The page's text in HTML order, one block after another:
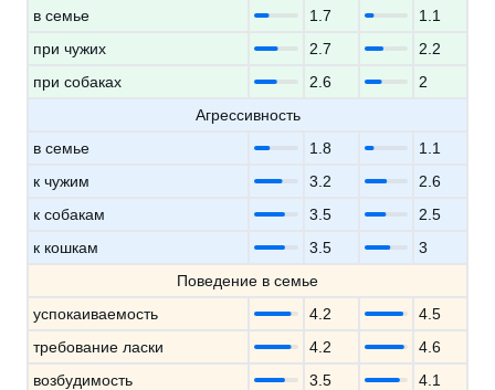
в семье
1.7
1.1
при чужих
2.7
2.2
при собаках
2.6
2
Агрессивность
в семье
1.8
1.1
к чужим
3.2
2.6
к собакам
3.5
2.5
к кошкам
3.5
3
Поведение в семье
успокаиваемость
4.2
4.5
требование ласки
4.2
4.6
возбудимость
3.5
4.1